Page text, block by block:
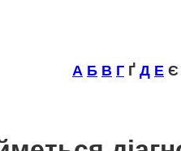
А Б В Г ҐД Е